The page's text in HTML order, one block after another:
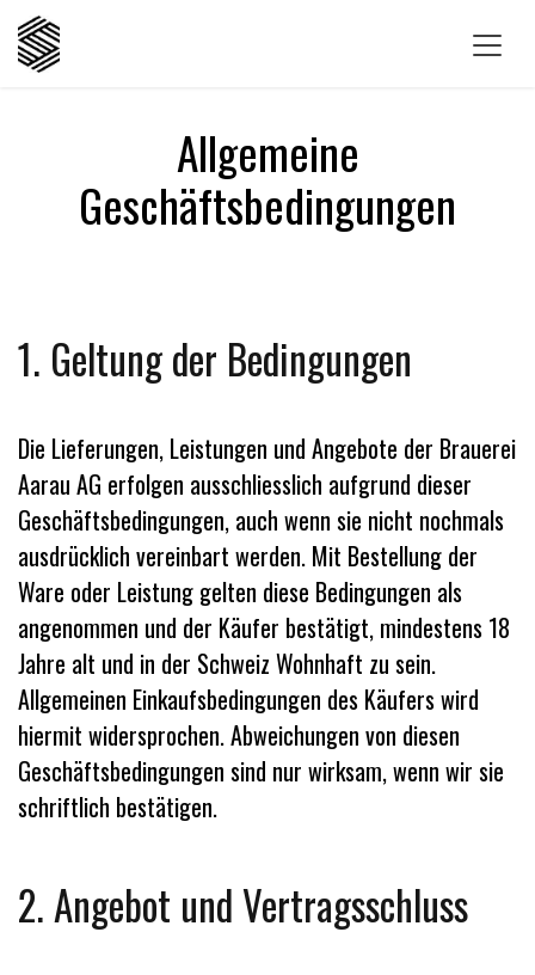
Zum Inhalt springen
Allgemeine
Geschäftsbedingungen
1. Geltung der Bedingungen
Die Lieferungen, Leistungen und Angebote der Brauerei
Aarau AG erfolgen ausschliesslich aufgrund dieser
Geschäftsbedingungen, auch wenn sie nicht nochmals
ausdrücklich vereinbart werden. Mit Bestellung der
Ware oder Leistung gelten diese Bedingungen als
angenommen und der Käufer bestätigt, mindestens 18
Jahre alt und in der Schweiz Wohnhaft zu sein.
Allgemeinen Einkaufsbedingungen des Käufers wird
hiermit widersprochen. Abweichungen von diesen
Geschäftsbedingungen sind nur wirksam, wenn wir sie
schriftlich bestätigen.
2. Angebot und Vertragsschluss